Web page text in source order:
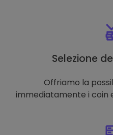
Selezione
Offriamo la
immediatamente i coin